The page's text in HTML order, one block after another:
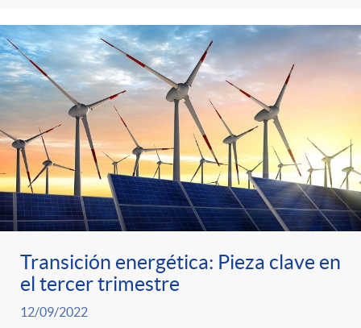
Transición energética: Pieza clave en
el tercer trimestre
12/09/2022